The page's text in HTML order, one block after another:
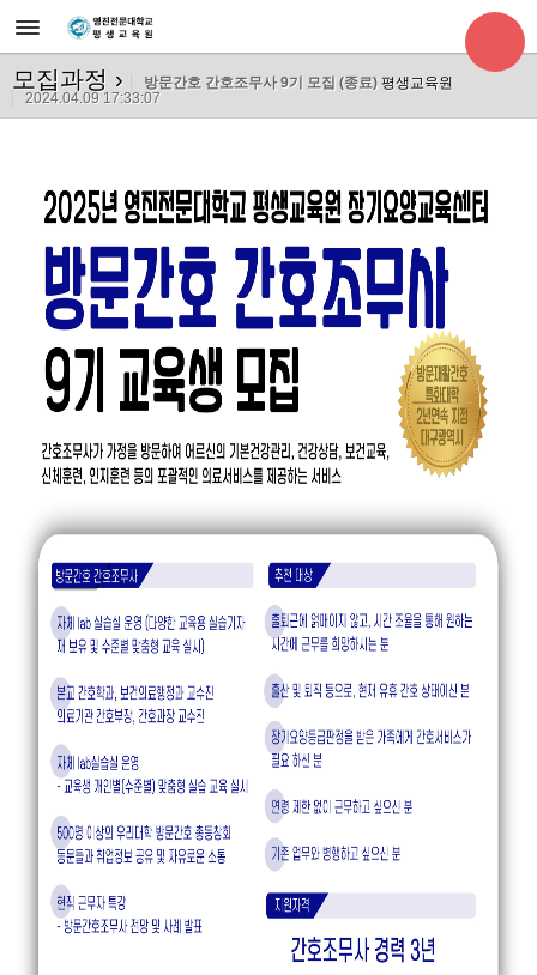
모집과정 › 방문간호 간호조무사 9기 모집 (종료) 평생교육원
2024.04.09 17:33:07